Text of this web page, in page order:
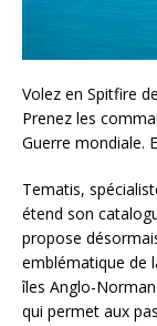
Volez en Spitfire
Prenez les
Guerre mondiale.
Tematis,
étend son
propose
emblématique de
îles Anglo-
qui permet aux